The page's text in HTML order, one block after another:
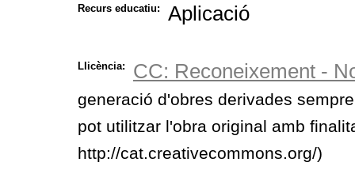
Recurs educatiu: Aplicació
Llicència: CC: Reconeixement -
generació d'obres derivades
pot utilitzar l'obra original amb
http://cat.creativecommons.org/)